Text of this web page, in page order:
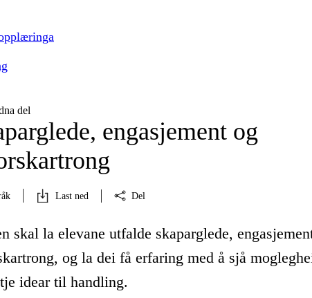
del
engasjement og
Last ned Del
skal la elevane utfalde skaparglede,
og la dei få erfaring med å sjå
idear til handling.